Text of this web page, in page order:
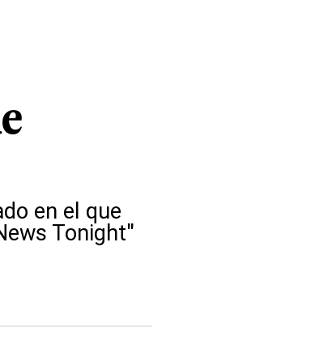
en el que
Tonight"